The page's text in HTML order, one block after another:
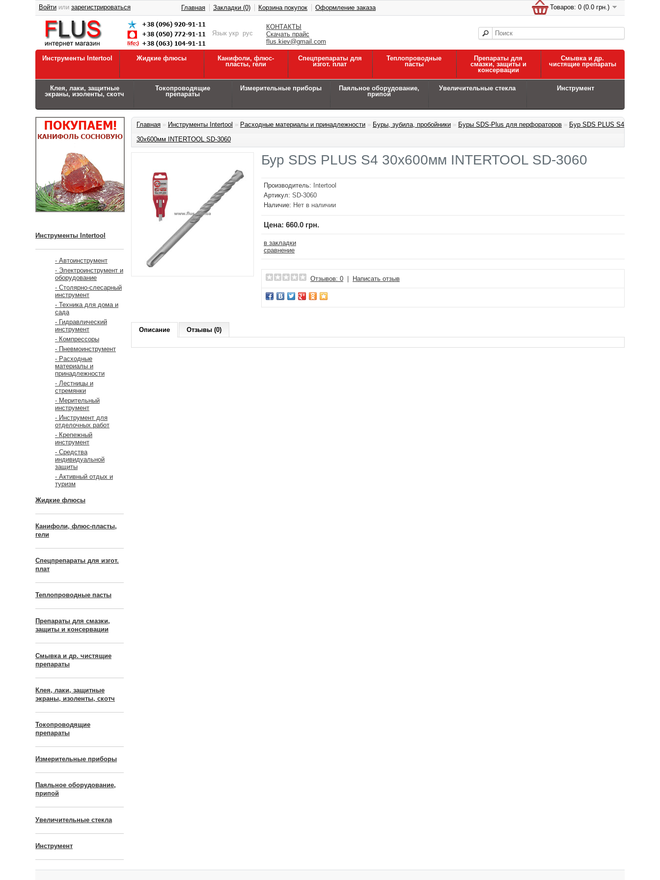
КОНТАКТЫ
Скачать прайс
flus.kiev@gmail.com
Язык укр рус
Товаров: 0 (0.0 грн.)
Войти или зарегистрироваться Главная Закладки (0) Корзина покупок Оформление заказа
Инструменты Intertool Жидкие флюсы
Канифоли, флюс-
пласты, гели
Спецпрепараты для
изгот. плат
Теплопроводные
пасты
Препараты для
смазки, защиты и
консервации
Смывка и др.
чистящие препараты
Клея, лаки, защитные
экраны, изоленты, скотч
Токопроводящие
препараты
Измерительные приборы
Паяльное оборудование,
припой
Увеличительные стекла Инструмент
Инструменты Intertool
- Автоинструмент
- Электроинструмент и
оборудование
- Столярно-слесарный
инструмент
- Техника для дома и
сада
- Гидравлический
инструмент
- Компрессоры
- Пневмоинструмент
- Расходные
материалы и
принадлежности
- Лестницы и
стремянки
- Мерительный
инструмент
- Инструмент для
отделочных работ
- Крепежный
инструмент
- Средства
индивидуальной
защиты
- Активный отдых и
туризм
Жидкие флюсы
Канифоли, флюс-пласты,
гели
Спецпрепараты для изгот.
плат
Теплопроводные пасты
Препараты для смазки,
защиты и консервации
Смывка и др. чистящие
препараты
Клея, лаки, защитные
экраны, изоленты, скотч
Токопроводящие
препараты
Измерительные приборы
Паяльное оборудование,
припой
Увеличительные стекла
Инструмент
Главная » Инструменты Intertool » Расходные материалы и принадлежности » Буры, зубила, пробойники » Буры SDS-Plus для перфораторов » Бур SDS PLUS S4
30x600мм INTERTOOL SD-3060
Бур SDS PLUS S4 30x600мм INTERTOOL SD-3060
Производитель:
Intertool
Артикул: SD-3060
Наличие: Нет в наличии
Цена: 660.0 грн.
в закладки
сравнение
Отзывов: 0 Написать отзыв
Описание Отзывы (0)